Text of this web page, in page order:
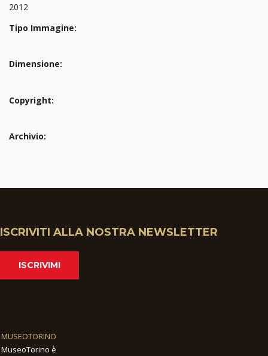
2012
Tipo Immagine:
Dimensione:
Copyright:
Archivio:
ISCRIVITI ALLA NOSTRA NEWSLETTER
ISCRIVIMI
MUSEOTORINO
MuseoTorino è